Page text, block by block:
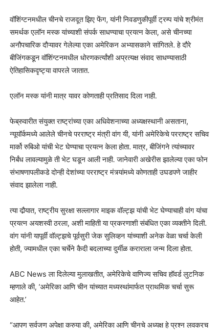
वॉशिंग्टनमधील चीनचे राजदूत झिए फेंग, यांनी निवडणुकीपूर्वी ट्रम्प यांचे श्रीमंत
समर्थक एलॉन मस्क यांच्याशी संपर्क साधण्याचा प्रयत्न केला, असे चीनच्या
अनौपचारिक दौऱ्यावर गेलेल्या एका अमेरिकन अभ्यासकाने सांगितले. हे दौरे
बीजिंगकडून वॉशिंग्टनमधील धोरणकर्त्यांशी अप्रत्यक्ष संवाद साधण्यासाठी
ऐतिहासिकदृष्ट्या वापरले जातात.
एलॉन मस्क यांनी मात्र यावर कोणताही प्रतिसाद दिला नाही.
फेब्रुवारीत संयुक्त राष्ट्रांच्या एका अधिवेशनाच्या अध्यक्षस्थानी असताना,
न्यूयॉर्कमध्ये आलेले चीनचे परराष्ट्र मंत्री वांग यी, यांनी अमेरिकेचे परराष्ट्र सचिव
मार्को रुबिओ यांची भेट घेण्याचा प्रयत्न केला होता. मात्र, बीजिंगने त्यांच्यावर
निर्बंध लावल्यामुळे ती भेट घडून आली नाही. जानेवारी अखेरीस झालेल्या एका फोन
संभाषणापलीकडे दोन्ही देशांच्या परराष्ट्र मंत्र्यांमध्ये कोणताही उघडपणे जाहीर
संवाद झालेला नाही.
त्या दौर्‍यात, राष्ट्रीय सुरक्षा सल्लागार माइक वॉल्ट्झ यांची भेट घेण्याचाही वांग यांचा
प्रयत्न अयशस्वी ठरला, अशी माहिती या प्रकरणाशी संबंधित एका व्यक्तीने दिली.
वांग यांनी यापूर्वी वॉल्ट्झचे पूर्वसुरी जेक सुलिव्हन यांच्याशी अनेक वेळा चर्चा केली
होती, ज्यामधील एका चर्चेने कैदी बदलाच्या दुर्मीळ कराराला जन्म दिला होता.
ABC News ला दिलेल्या मुलाखतीत, अमेरिकेचे वाणिज्य सचिव हॉवर्ड लुटनिक
म्हणाले की, ‘अमेरिका आणि चीन यांच्यात मध्यस्थांमार्फत प्राथमिक चर्चा सुरू
आहेत.’
“आपण सर्वजण अपेक्षा करुया की, अमेरिका आणि चीनचे अध्यक्ष हे प्रश्न लवकरच